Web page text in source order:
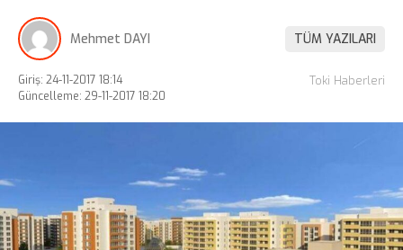
Mehmet DAYI TÜM YAZILARI
Giriş: 24-11-2017 18:14
Güncelleme: 29-11-2017 18:20
Toki Haberleri